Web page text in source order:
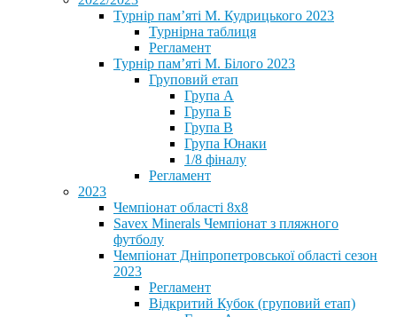
Турнір пам’яті М. Кудрицького 2023
Турнірна таблиця
Регламент
Турнір пам’яті М. Білого 2023
Груповий етап
Група А
Група Б
Група В
Група Юнаки
1/8 фіналу
Регламент
2023
Чемпіонат області 8х8
Savex Minerals Чемпіонат з пляжного
футболу
Чемпіонат Дніпропетровської області сезон
2023
Регламент
Відкритий Кубок (груповий етап)